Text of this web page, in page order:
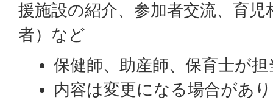
援施設の紹介、参加者交流、育児
者）など
保健師、助産師、保育士が
内容は変更になる場合があ